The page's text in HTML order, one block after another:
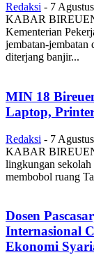
Redaksi - 7
KABAR
Kementerian
jembatan-jembatan
diterjang banjir...
MIN 18
Laptop,
Redaksi - 7
KABAR
lingkungan
membobol ruang
Dosen
Internasional
Ekonomi